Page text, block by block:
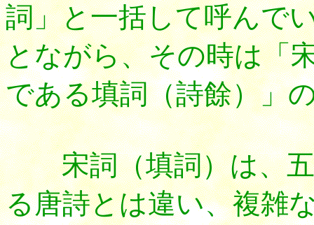
詞」と一括して呼んで
とながら、その時は「
である填詞（詩餘）」
宋詞（填詞）は、五
る唐詩とは違い、複雑